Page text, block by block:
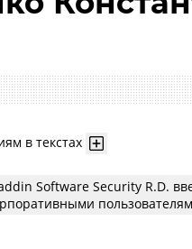
в текстах
Software Security R.D.